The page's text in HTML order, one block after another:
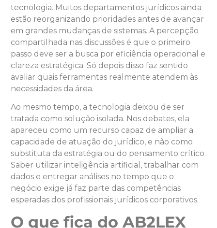
tecnologia. Muitos departamentos jurídicos ainda
estão reorganizando prioridades antes de avançar
em grandes mudanças de sistemas. A percepção
compartilhada nas discussões é que o primeiro
passo deve ser a busca por eficiência operacional e
clareza estratégica. Só depois disso faz sentido
avaliar quais ferramentas realmente atendem às
necessidades da área.
Ao mesmo tempo, a tecnologia deixou de ser
tratada como solução isolada. Nos debates, ela
apareceu como um recurso capaz de ampliar a
capacidade de atuação do jurídico, e não como
substituta da estratégia ou do pensamento crítico.
Saber utilizar inteligência artificial, trabalhar com
dados e entregar análises no tempo que o
negócio exige já faz parte das competências
esperadas dos profissionais jurídicos corporativos.
O que fica do AB2LEX